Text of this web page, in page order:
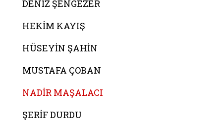
DENİZ ŞENGEZER
HEKİM KAYIŞ
HÜSEYİN ŞAHİN
MUSTAFA ÇOBAN
NADİR MAŞALACI
ŞERİF DURDU